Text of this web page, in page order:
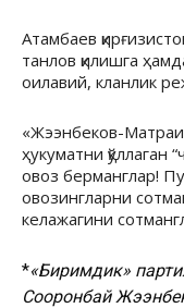
Атамбаев
танлов қилишга
оилавий, кланлик
«Жээнбеков-
ҳукуматни қўллаган
овоз берманглар!
овозингларни
келажагини
*«Биримдик»
Сооронбай